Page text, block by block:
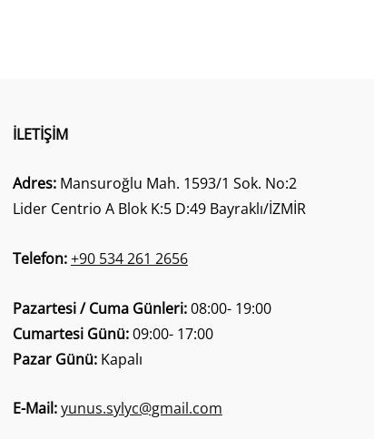
İLETIŞIM
Adres:Mansuroğlu Mah. 1593/1 Sok. No:2
Lider Centrio A Blok K:5 D:49 Bayraklı/İZMİR
Telefon:+90 534 261 2656
Pazartesi / Cuma Günleri:08:00- 19:00
Cumartesi Günü:09:00- 17:00
Pazar Günü:Kapalı
E-Mail:yunus.sylyc@gmail.com